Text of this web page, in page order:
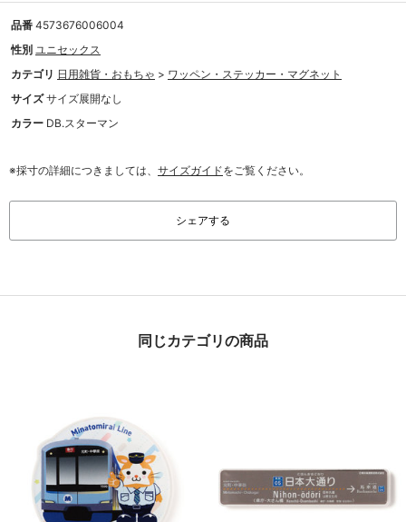
品番 4573676006004
性別 ユニセックス
カテゴリ 日用雑貨・おもちゃ > ワッペン・ステッカー・マグネット
サイズ サイズ展開なし
カラー DB.スターマン
※採寸の詳細につきましては、 サイズガイドをご覧ください。
シェアする
同じカテゴリの商品